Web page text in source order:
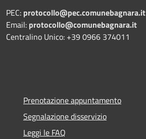
PEC: protocollo@pec.comunebagnara.it
Email: protocollo@comunebagnara.it
Centralino Unico: +39 0966 374011
Prenotazione appuntamento
Segnalazione disservizio
Leggi le FAQ